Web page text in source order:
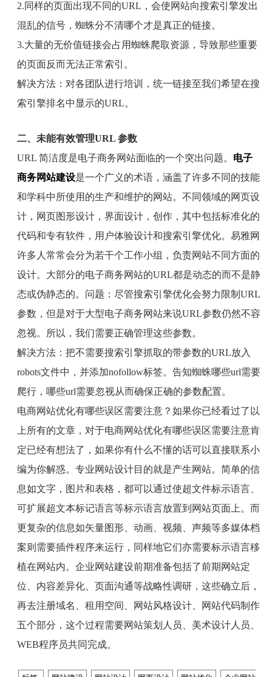
2.同样的页面出现不同的URL ，会使网站向搜索引擎发出
混乱的信号，蜘蛛分不清哪个才是真正的链接。
3.大量的无价值链接会占用蜘蛛爬取资源，导致那些重要
的页面反而无法正常索引。
解决方法：对各团队进行培训，统一链接至我们希望在搜
索引擎排名中显示的URL。
二、未能有效管理URL 参数
URL 简洁度是电子商务网站面临的一个突出问题。 电子
商务网站建设是一个广义的术语，涵盖了许多不同的技能
和学科中所使用的生产和维护的网站。不同领域的网页设
计，网页图形设计，界面设计，创作，其中包括标准化的
代码和专有软件，用户体验设计和搜索引擎优化。易雅网
许多人常常会分为若干个工作小组，负责网站不同方面的
设计。大部分的电子商务网站的URL都是动态的而不是静
态或伪静态的。问题：尽管搜索引擎优化会努力限制 URL
参数，但是对于大型电子商务网站来说URL参数仍然不容
忽视。所以，我们需要正确管理这些参数。
解决方法：把不需要搜索引擎抓取的带参数的URL放入
robots文件中，并添加nofollow标签。告知蜘蛛哪些url需要
爬行，哪些url需要忽视从而确保正确的参数配置。
电商网站优化有哪些误区需要注意？如果你已经看过了以
上所有的文章，对于电商网站优化有哪些误区需要注意肯
定已经有想法了，如果你有什么不懂的话可以直接联系小
编为你解惑。专业网站设计目的就是产生网站。简单的信
息如文字，图片和表格，都可以通过使超文件标示语言、
可扩展超文本标记语言等标示语言放置到网站页面上。而
更复杂的信息如矢量图形、动画、视频、声频等多媒体档
案则需要插件程序来运行，同样地它们亦需要标示语言移
植在网站内。企业网站建设前期准备包括了前期网站定
位、内容差异化、页面沟通等战略性调研，这些确立后，
再去注册域名、租用空间、网站风格设计、网站代码制作
五个部分，这个过程需要网站策划人员、美术设计人员、
WEB程序员共同完成。